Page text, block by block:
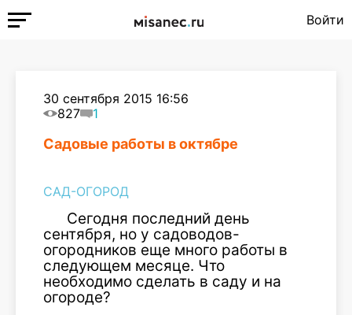
Войти
30 сентября 2015 16:56
827
1
Садовые работы в октябре
САД-ОГОРОД
Сегодня последний день
сентября, но у садоводов-
огородников еще много работы в
следующем месяце. Что
необходимо сделать в саду и на
огороде?